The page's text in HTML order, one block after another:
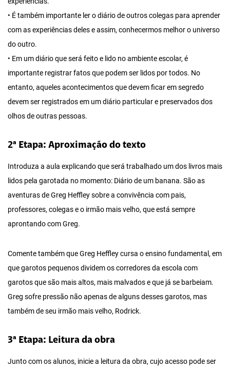
• É também importante ler o diário de outros colegas para aprender
com as experiências deles e assim, conhecermos melhor o universo
do outro.
• Em um diário que será feito e lido no ambiente escolar, é
importante registrar fatos que podem ser lidos por todos. No
entanto, aqueles acontecimentos que devem ficar em segredo
devem ser registrados em um diário particular e preservados dos
olhos de outras pessoas.
2ª Etapa: Aproximação do texto
Introduza a aula explicando que será trabalhado um dos livros mais
lidos pela garotada no momento: Diário de um banana. São as
aventuras de Greg Heffley sobre a convivência com pais,
professores, colegas e o irmão mais velho, que está sempre
aprontando com Greg.
Comente também que Greg Heffley cursa o ensino fundamental, em
que garotos pequenos dividem os corredores da escola com
garotos que são mais altos, mais malvados e que já se barbeiam.
Greg sofre pressão não apenas de alguns desses garotos, mas
também de seu irmão mais velho, Rodrick.
3ª Etapa: Leitura da obra
Junto com os alunos, inicie a leitura da obra, cujo acesso pode ser